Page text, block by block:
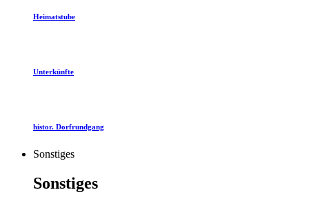
Heimatstube
Unterkünfte
histor. Dorfrundgang
Sonstiges
Sonstiges